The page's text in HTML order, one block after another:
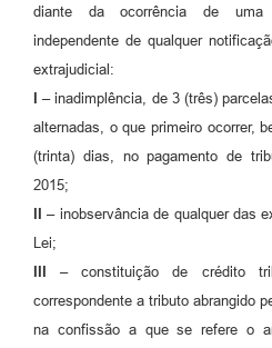
diante da ocorrência de uma
independente de qualquer
extrajudicial:
I –inadimplência, de 3 (três)
alternadas, o que primeiro ocorrer,
(trinta) dias, no pagamento de
2015;
II –inobservância de qualquer das
Lei;
III –constituição de crédito
correspondente a tributo abrangido
na confissão a que se refere o